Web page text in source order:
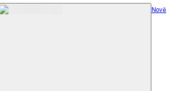
Nově